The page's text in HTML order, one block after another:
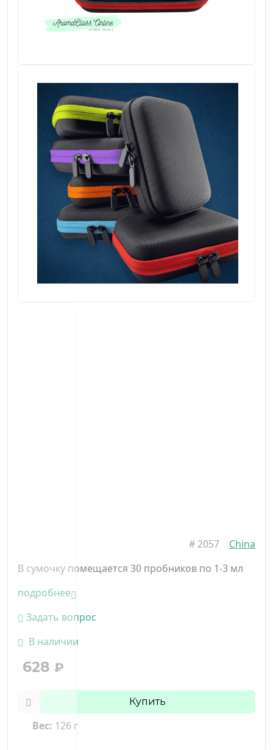
# 2057
China
В сумочку помещается 30 пробников по 1-3 мл
подробнее
Задать вопрос
В наличии
628 ₽
Купить
Вес: 126 г